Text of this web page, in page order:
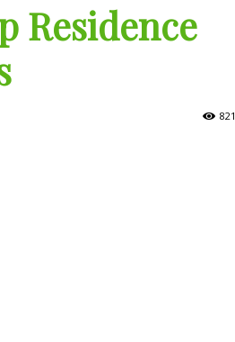
Residence
821